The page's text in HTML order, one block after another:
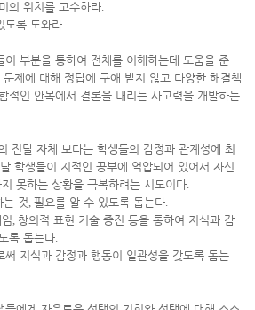
의 위치를 고수하라.
도록 도와라.
이 부분을 통하여 전체를 이해하는데 도움을 준
제에 대해 정답에 구애 받지 않고 다양한 해결책
적인 안목에서 결론을 내리는 사고력을 개발하는
전달 자체 보다는 학생들의 감정과 관계성에 최
학생들이 지적인 공부에 억압되어 있어서 자신
못하는 상황을 극복하려는 시도이다.
는 것, 필요를 알 수 있도록 돕는다.
, 창의적 표현 기술 증진 등을 통하여 지식과 감
록 돕는다.
써 지식과 감정과 행동이 일관성을 갖도록 돕는